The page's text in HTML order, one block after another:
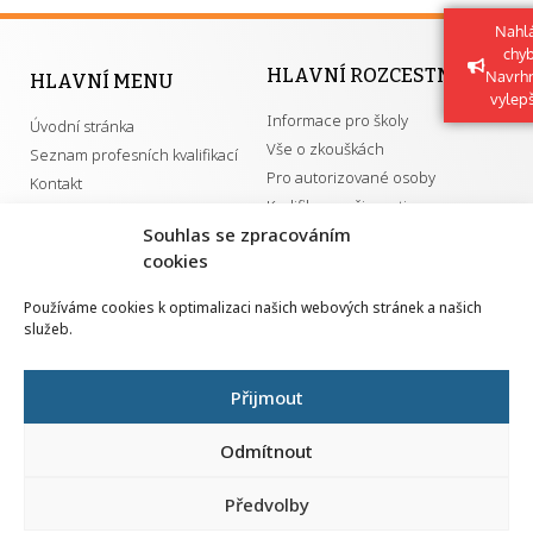
Souhlas se zpracováním
cookies
Používáme cookies k optimalizaci našich webových stránek a našich
služeb.
Přijmout
Odmítnout
Předvolby
HLAVNÍ MENU
Úvodní stránka
Seznam profesních kvalifikací
Kontakt
HLAVNÍ ROZCESTNÍK
Informace pro školy
Vše o zkouškách
Pro autorizované osoby
Kvalifikace a živnosti
GDPR
Národní pedagogický institut ČR
Senovážné náměstí 25
110 00 Praha 1